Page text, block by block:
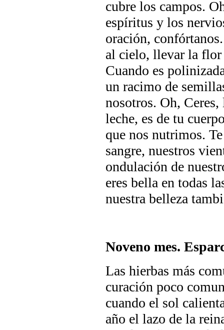
cubre los campos.
espíritus y los
oración,
al cielo, llevar la flor
Cuando es
un racimo de
nosotros. Oh,
leche, es de tu
que nos nutrimos.
sangre, nuestros
ondulación de
eres bella en todas
nuestra belleza
Noveno mes.
Las hierbas más
curación poco
cuando el sol
año el lazo de la